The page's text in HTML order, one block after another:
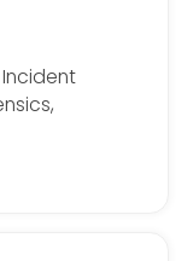
Incident